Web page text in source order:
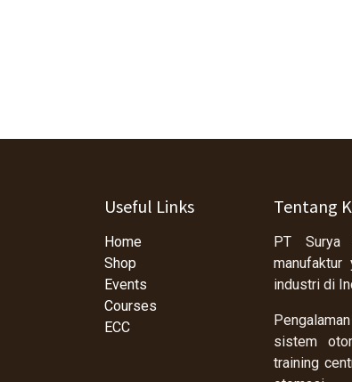
Useful Links
Home
Shop
Events
Courses
ECC
Tentang
PT Surya
industri di
sistem
training